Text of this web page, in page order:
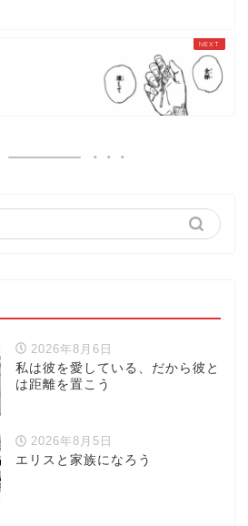
2026年8月6日
私は彼を愛している、だから彼と
は距離を置こう
2026年8月5日
エリスと家族になろう